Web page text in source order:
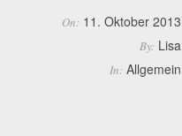
On: 11. Oktober 2013
By: Lisa
In: Allgemein